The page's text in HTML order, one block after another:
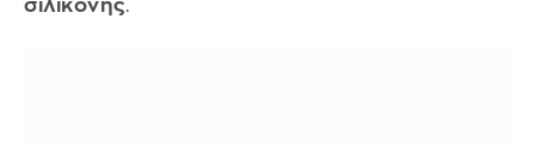
σιλικόνης.